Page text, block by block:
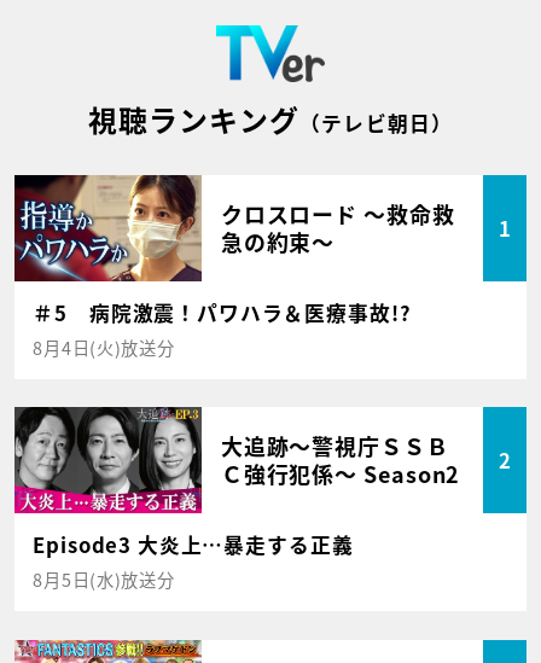
視聴ランキング （テレビ朝日）
クロスロード ～救命救
急の約束～
1
＃5 病院激震！パワハラ＆医療事故!?
8月4日(火)放送分
大追跡～警視庁ＳＳＢ
Ｃ強行犯係～ Season2
2
Episode3 大炎上…暴走する正義
8月5日(水)放送分